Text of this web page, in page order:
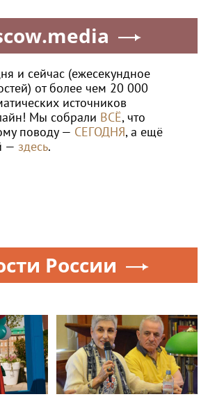
и сейчас (ежесекундное
от более чем 20 000
источников
Мы собрали ВСЁ, что
поводу — СЕГОДНЯ, а ещё
— здесь.
России